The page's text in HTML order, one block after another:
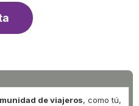
de viajeros, como tú,